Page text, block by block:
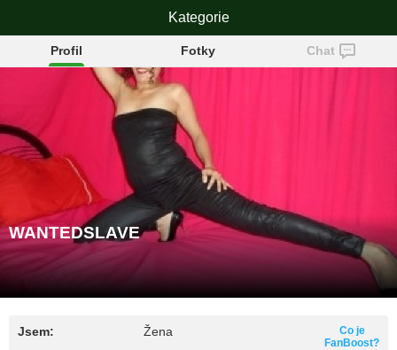
WANTEDSLAVE
Profil Fotky Chat
WANTEDSLAVE
Jsem: Žena
Co je
FanBoost?
Kategorie